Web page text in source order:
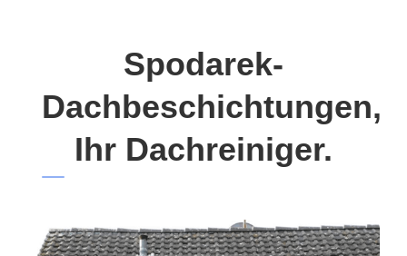
Spodarek-
Dachbeschichtungen,
Ihr Dachreiniger.